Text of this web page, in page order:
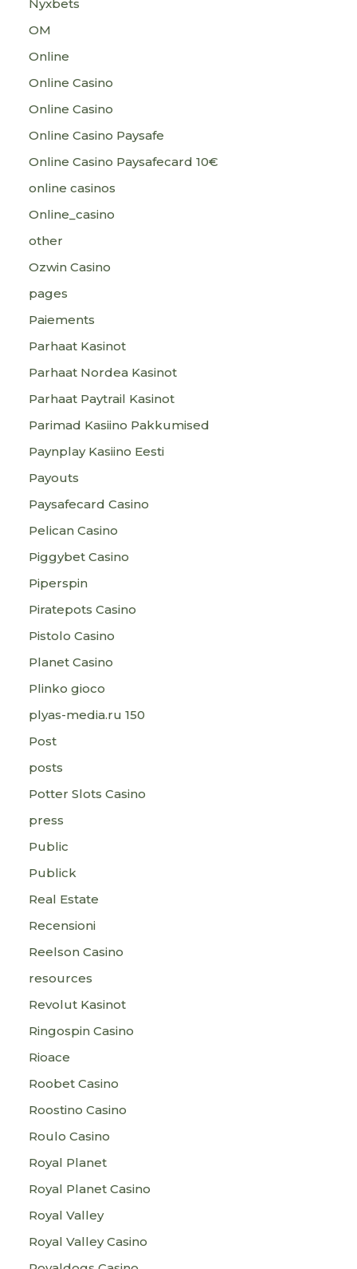
Nyxbets
OM
Online
Online Casino
Online Casino
Online Casino Paysafe
Online Casino Paysafecard 10€
online casinos
Online_casino
other
Ozwin Casino
pages
Paiements
Parhaat Kasinot
Parhaat Nordea Kasinot
Parhaat Paytrail Kasinot
Parimad Kasiino Pakkumised
Paynplay Kasiino Eesti
Payouts
Paysafecard Casino
Pelican Casino
Piggybet Casino
Piperspin
Piratepots Casino
Pistolo Casino
Planet Casino
Plinko gioco
plyas-media.ru 150
Post
posts
Potter Slots Casino
press
Public
Publick
Real Estate
Recensioni
Reelson Casino
resources
Revolut Kasinot
Ringospin Casino
Rioace
Roobet Casino
Roostino Casino
Roulo Casino
Royal Planet
Royal Planet Casino
Royal Valley
Royal Valley Casino